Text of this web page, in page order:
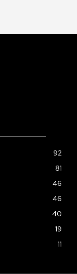
92
81
46
46
40
19
11